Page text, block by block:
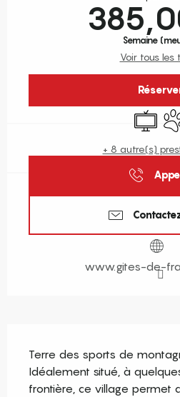
Semaine
Voir tous les
+ 8 autre(s)
www.gites-de-
Terre des sports de
Idéalement situé, à
frontière, ce village permet